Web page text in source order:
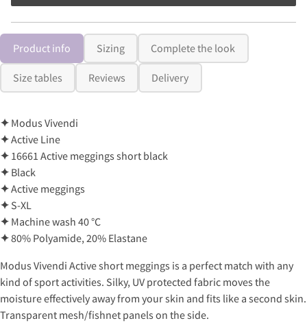
Product info Sizing Complete the look
Size tables Reviews Delivery
✦ Modus Vivendi
✦Active Line
✦ 16661 Active meggings short black
✦ Black
✦Active meggings
✦ S-XL
✦ Machine wash 40 °C
✦80% Polyamide, 20% Elastane
Modus Vivendi Active short meggings is a perfect match with any
kind of sport activities. Silky, UV protected fabric moves the
moisture effectively away from your skin and fits like a second skin.
Transparent mesh/fishnet panels on the side.